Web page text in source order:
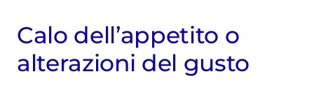
Calo dell’appetito o
alterazioni del gusto